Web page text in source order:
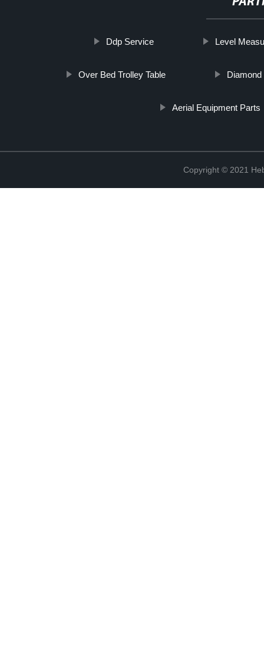
Ddp Service Level
Over Bed Trolley Table
Aerial Equipment Parts
Copyright © 2021